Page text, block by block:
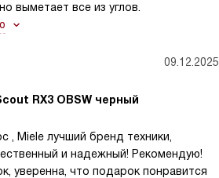
выметает все из углов.
09.12.2025
RX3 OBSW черный
, Miele лучший бренд техники,
и надежный! Рекомендую!
уверенна, что подарок понравится